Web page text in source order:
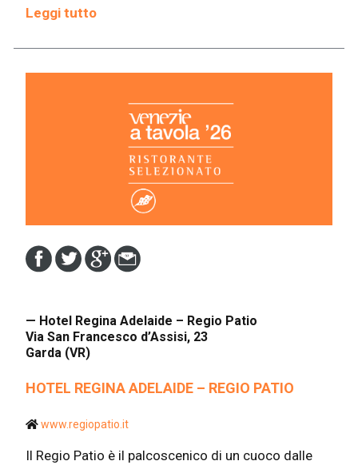
Leggi tutto
— Hotel Regina Adelaide – Regio Patio
Via San Francesco d’Assisi, 23
Garda (VR)
HOTEL REGINA ADELAIDE – REGIO PATIO
www.regiopatio.it
Il Regio Patio è il palcoscenico di un cuoco dalle